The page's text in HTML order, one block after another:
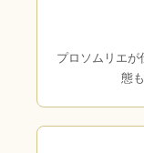
プロソムリエが
態